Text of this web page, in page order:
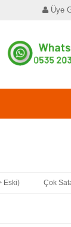
Üye
Eski) Çok